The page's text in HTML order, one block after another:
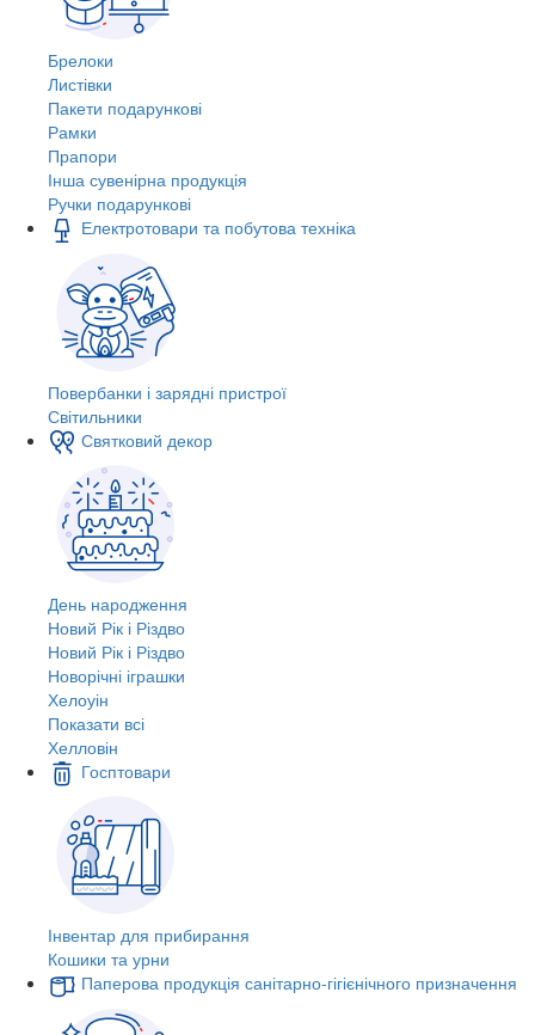
Брелоки
Листівки
Пакети подарункові
Рамки
Прапори
Інша сувенірна продукція
Ручки подарункові
Електротовари та побутова техніка
Повербанки і зарядні пристрої
Світильники
Святковий декор
День народження
Новий Рік і Різдво
Новий Рік і Різдво
Новорічні іграшки
Хелоуін
Показати всі
Хелловін
Госптовари
Інвентар для прибирання
Кошики та урни
Паперова продукція санітарно-гігієнічного призначення